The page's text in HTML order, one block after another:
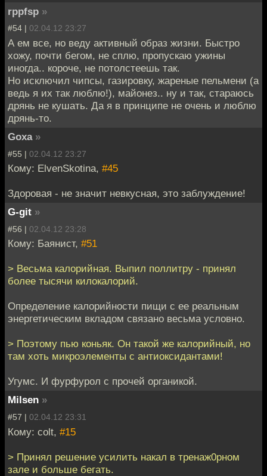
rppfsp »
#54 | 02.04.12 23:27
А ем все, но веду активный образ жизни. Быстро
хожу, почти бегом, не сплю, пропускаю ужины
иногда.. короче, не потолстеешь так.
Но исключил чипсы, газировку, жареные пельмени (а
ведь я их так люблю!), майонез.. ну и так, стараюсь
дрянь не кушать. Да я в принципе не очень и люблю
дрянь-то.
Goxa »
#55 | 02.04.12 23:27
Кому: ElvenSkotina, #45
Здоровая - не значит невкусная, это заблуждение!
G-git »
#56 | 02.04.12 23:28
Кому: Баянист, #51
> Весьма калорийная. Выпил поллитру - принял
более тысячи килокалорий.
Определение калорийности пищи с ее реальным
энергетическим вкладом связано весьма условно.
> Поэтому пью коньяк. Он такой же калорийный, но
там хоть микроэлементы с антиоксидантами!
Угумс. И фурфурол с прочей органикой.
Milsen »
#57 | 02.04.12 23:31
Кому: colt, #15
> Принял решение усилить накал в тренаж0рном
зале и больше бегать.